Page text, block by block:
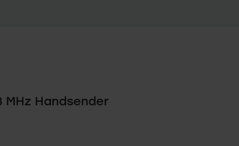
MHz Handsender